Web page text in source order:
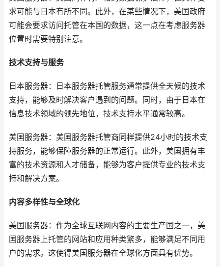
求可能与日本有所不同。此外，在某些情况下，美国政府
可能会要求访问托管在本国的数据，这一点在考虑服务器
位置时需要特别注意。
技术支持与服务
日本服务器：日本服务器托管服务通常提供全天候的技术
支持，能够及时解决客户遇到的问题。同时，由于日本在
信息技术领域的领先地位，技术支持水平通常较高。
美国服务器：美国服务器托管商同样提供24小时的技术支
持服务，能够保障服务器的正常运行。此外，美国拥有丰
富的技术资源和人才储备，能够为客户提供专业的技术支
持和解决方案。
内容多样性与全球化
美国服务器：作为全球互联网内容的主要生产国之一，美
国服务器上托管的网站和应用种类繁多，能够满足不同用
户的需求。这使得美国服务器在全球化方面具有优势。